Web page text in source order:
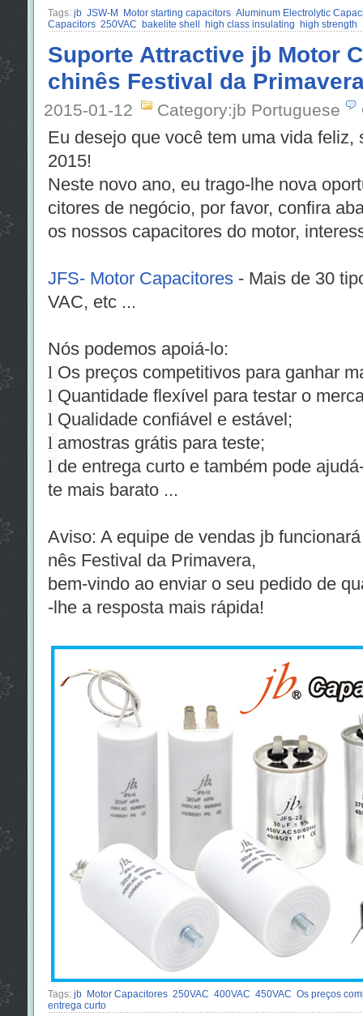
Tags: jb JSW-M Motor starting capacitors Aluminum Electrolytic
Capacitors 250VAC bakelite shell high class insulating high strength
Suporte Attractive jb Motor
chinês Festival da
2015-01-12 Category:jb Portuguese
Eu desejo que você tem uma vida feliz,
2015!
Neste novo ano, eu trago-lhe nova
citores de negócio, por favor, confira
os nossos capacitores do motor,
JFS- Motor Capacitores- Mais de 30
VAC, etc ...
Nós podemos apoiá-lo:
l Os preços competitivos para ganhar
l Quantidade flexível para testar o
l Qualidade confiável e estável;
l amostras grátis para teste;
l de entrega curto e também pode
te mais barato ...
Aviso: A equipe de vendas jb
nês Festival da Primavera,
bem-vindo ao enviar o seu pedido de
-lhe a resposta mais rápida!
Tags: jb Motor Capacitores 250VAC 400VAC 450VAC Os preços
entrega curto